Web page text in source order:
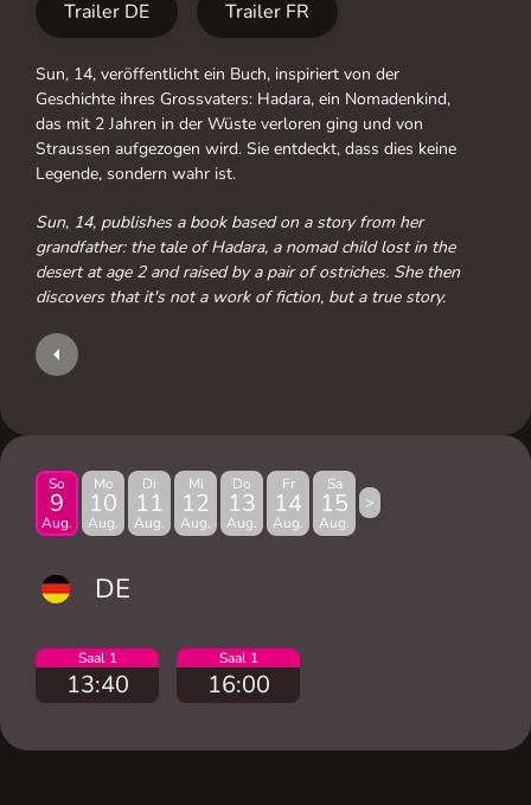
Trailer DE Trailer FR
Sun, 14, veröffentlicht ein Buch, inspiriert von der
Geschichte ihres Grossvaters: Hadara, ein Nomadenkind,
das mit 2 Jahren in der Wüste verloren ging und von
Straussen aufgezogen wird. Sie entdeckt, dass dies keine
Legende, sondern wahr ist.
Sun, 14, publishes a book based on a story from her
grandfather: the tale of Hadara, a nomad child lost in the
desert at age 2 and raised by a pair of ostriches. She then
discovers that it's not a work of fiction, but a true story.
So
9
Aug.
Mo
10
Aug.
Di
11
Aug.
Mi
12
Aug.
Do
13
Aug.
Fr
14
Aug.
Sa
15
Aug.
>
DE
Saal 1
13:40
Saal 1
16:00